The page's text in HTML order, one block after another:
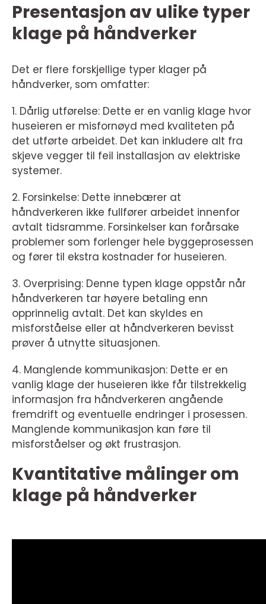
Presentasjon av ulike typer
klage på håndverker
Det er flere forskjellige typer klager på
håndverker, som omfatter:
1. Dårlig utførelse: Dette er en vanlig klage hvor
huseieren er misfornøyd med kvaliteten på
det utførte arbeidet. Det kan inkludere alt fra
skjeve vegger til feil installasjon av elektriske
systemer.
2. Forsinkelse: Dette innebærer at
håndverkeren ikke fullfører arbeidet innenfor
avtalt tidsramme. Forsinkelser kan forårsake
problemer som forlenger hele byggeprosessen
og fører til ekstra kostnader for huseieren.
3. Overprising: Denne typen klage oppstår når
håndverkeren tar høyere betaling enn
opprinnelig avtalt. Det kan skyldes en
misforståelse eller at håndverkeren bevisst
prøver å utnytte situasjonen.
4. Manglende kommunikasjon: Dette er en
vanlig klage der huseieren ikke får tilstrekkelig
informasjon fra håndverkeren angående
fremdrift og eventuelle endringer i prosessen.
Manglende kommunikasjon kan føre til
misforståelser og økt frustrasjon.
Kvantitative målinger om
klage på håndverker